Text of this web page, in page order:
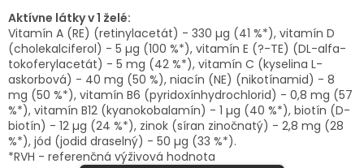
Aktívne látky v 1 želé:
Vitamín A (RE) (retinylacetát) - 330 µg (41 %*), vitamín D
(cholekalciferol) - 5 µg (100 %*), vitamín E (?-TE) (DL-alfa-
tokoferylacetát) - 5 mg (42 %*), vitamín C (kyselina L-
askorbová) - 40 mg (50 %), niacín (NE) (nikotínamid) - 8
mg (50 %*), vitamín B6 (pyridoxínhydrochlorid) - 0,8 mg (57
%*), vitamín B12 (kyanokobalamín) - 1 µg (40 %*), biotín (D-
biotín) - 12 µg (24 %*), zinok (síran zinočnatý) - 2,8 mg (28
%*), jód (jodid draselný) - 50 µg (33 %*).
*RVH - referenčná výživová hodnota